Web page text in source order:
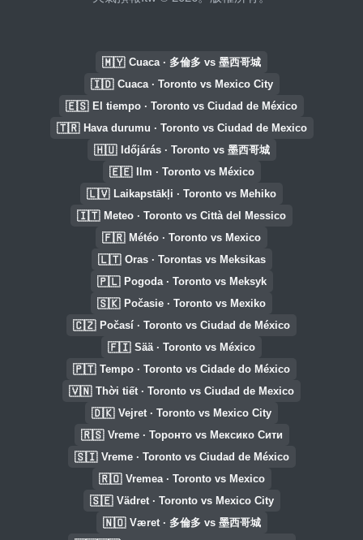
🇲🇾 Cuaca · 多倫多 vs 墨西哥城
🇮🇩 Cuaca · Toronto vs Mexico City
🇪🇸 El tiempo · Toronto vs Ciudad de México
🇹🇷 Hava durumu · Toronto vs Ciudad de Mexico
🇭🇺 Időjárás · Toronto vs 墨西哥城
🇪🇪 Ilm · Toronto vs México
🇱🇻 Laikapstākļi · Toronto vs Mehiko
🇮🇹 Meteo · Toronto vs Città del Messico
🇫🇷 Météo · Toronto vs Mexico
🇱🇹 Oras · Torontas vs Meksikas
🇵🇱 Pogoda · Toronto vs Meksyk
🇸🇰 Počasie · Toronto vs Mexiko
🇨🇿 Počasí · Toronto vs Ciudad de México
🇫🇮 Sää · Toronto vs México
🇵🇹 Tempo · Toronto vs Cidade do México
🇻🇳 Thời tiết · Toronto vs Ciudad de Mexico
🇩🇰 Vejret · Toronto vs Mexico City
🇷🇸 Vreme · Торонто vs Мексико Сити
🇸🇮 Vreme · Toronto vs Ciudad de México
🇷🇴 Vremea · Toronto vs Mexico
🇸🇪 Vädret · Toronto vs Mexico City
🇳🇴 Været · 多倫多 vs 墨西哥城